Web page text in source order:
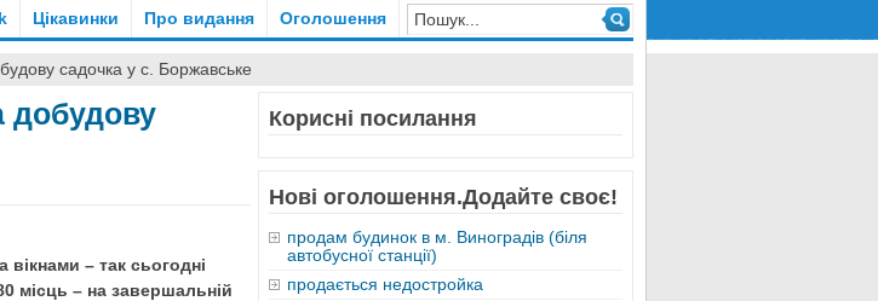
Цікавинки Про видання Оголошення
садочка у с. Боржавське
добудову
– так сьогодні
місць – на завершальній
Корисні посилання
Нові оголошення.Додайте своє!
продам будинок в м. Виноградів (біля
автобусної станції)
продається недостройка